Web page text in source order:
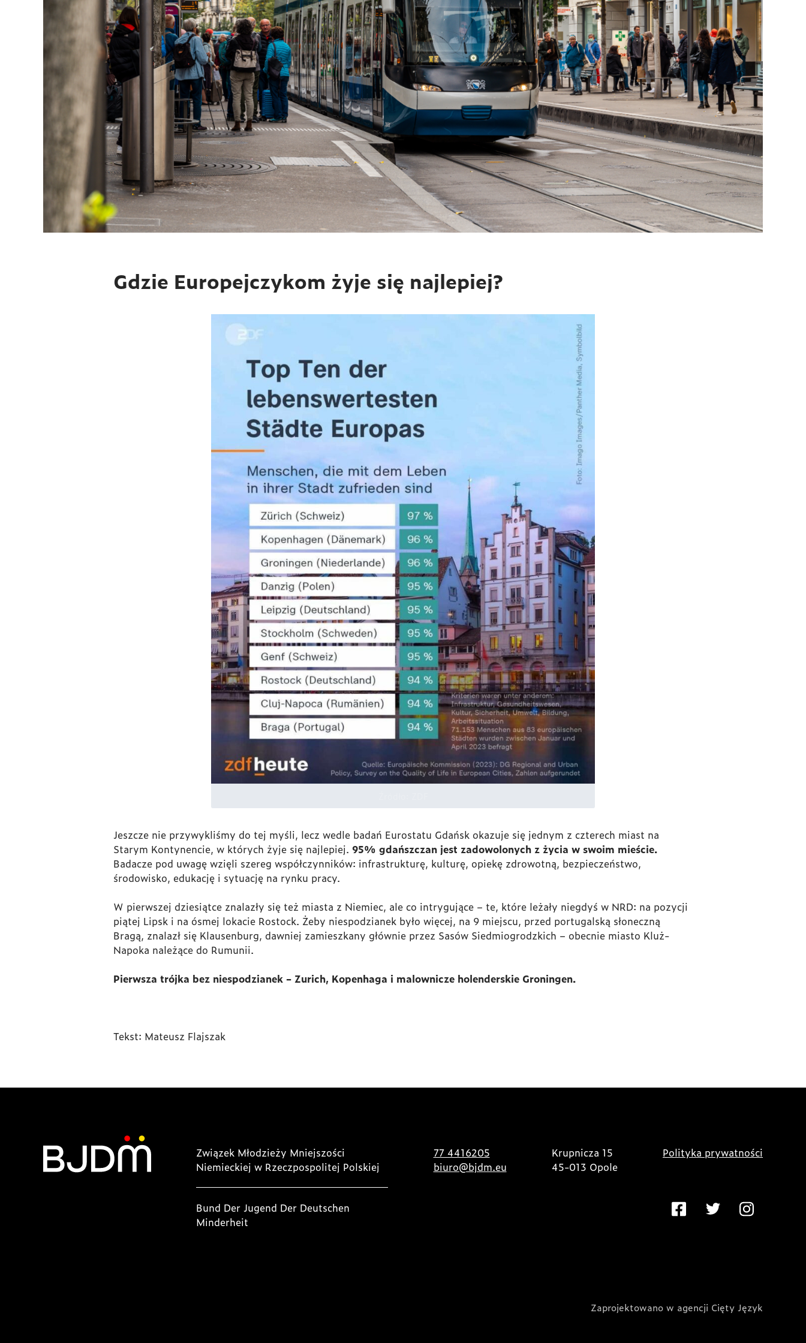
Gdzie Europejczykom żyje się najlepiej?
Jeszcze nie przywykliśmy do tej myśli, lecz wedle badań Eurostatu Gdańsk okazuje się jednym z czterech miast na
Starym Kontynencie, w których żyje się najlepiej. 95% gdańszczan jest zadowolonych z życia w swoim mieście.
Badacze pod uwagę wzięli szereg współczynników: infrastrukturę, kulturę, opiekę zdrowotną, bezpieczeństwo,
środowisko, edukację i sytuację na rynku pracy.
W pierwszej dziesiątce znalazły się też miasta z Niemiec, ale co intrygujące – te, które leżały niegdyś w NRD: na pozycji
piątej Lipsk i na ósmej lokacie Rostock. Żeby niespodzianek było więcej, na 9 miejscu, przed portugalską słoneczną
Bragą, znalazł się Klausenburg, dawniej zamieszkany głównie przez Sasów Siedmiogrodzkich – obecnie miasto Kluż-
Napoka należące do Rumunii.
Pierwsza trójka bez niespodzianek – Zurich, Kopenhaga i malownicze holenderskie Groningen.
Tekst: Mateusz Flajszak
Związek Młodzieży Mniejszości
Niemieckiej w Rzeczpospolitej Polskiej
Bund Der Jugend Der Deutschen
Minderheit
77 4416205
biuro@bjdm.eu
Krupnicza 15
45-013 Opole
Polityka prywatności
Zaprojektowano w agencji Cięty Język